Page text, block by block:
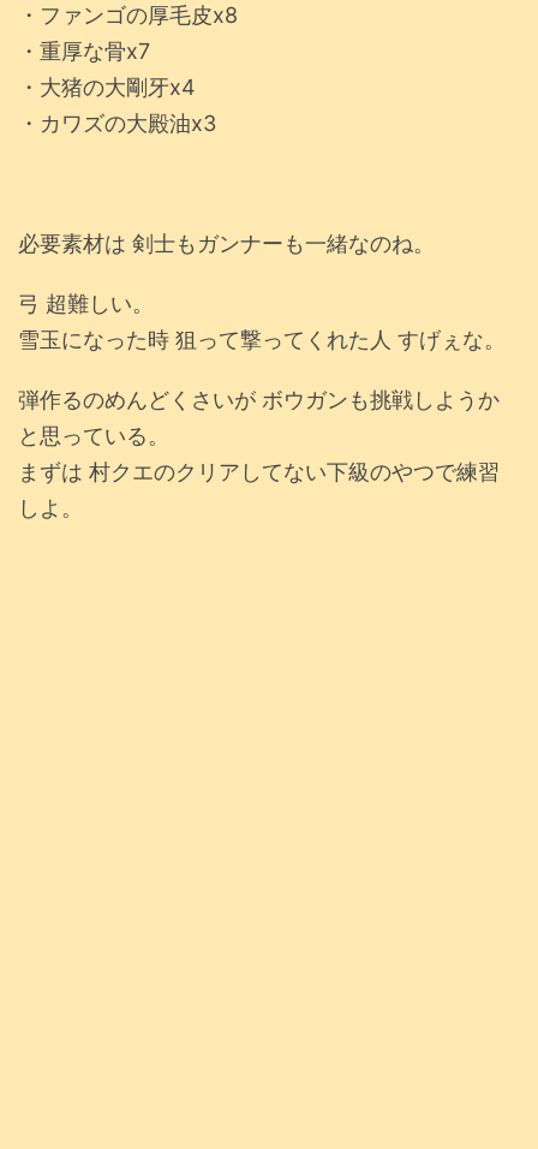
・ファンゴの厚毛皮x8
・重厚な骨x7
・大猪の大剛牙x4
・カワズの大殿油x3
必要素材は 剣士もガンナーも一緒なのね。
弓 超難しい。
雪玉になった時 狙って撃ってくれた人 すげぇな。
弾作るのめんどくさいが ボウガンも挑戦しようか
と思っている。
まずは 村クエのクリアしてない下級のやつで練習
しよ。